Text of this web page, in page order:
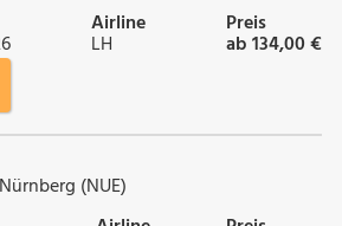
Airline
LH
Preis
ab 134,00 €
(NUE)